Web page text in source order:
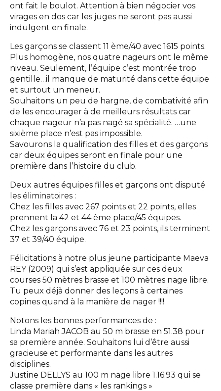
ont fait le boulot. Attention à bien négocier vos
virages en dos car les juges ne seront pas aussi
indulgent en finale.
Les garçons se classent 11 ème/40 avec 1615 points.
Plus homogène, nos quatre nageurs ont le même
niveau. Seulement, l’équipe c’est montrée trop
gentille…il manque de maturité dans cette équipe
et surtout un meneur.
Souhaitons un peu de hargne, de combativité afin
de les encourager à de meilleurs résultats car
chaque nageur n’a pas nagé sa spécialité. …une
sixième place n’est pas impossible.
Savourons la qualification des filles et des garçons
car deux équipes seront en finale pour une
première dans l’histoire du club.
Deux autres équipes filles et garçons ont disputé
les éliminatoires :
Chez les filles avec 267 points et 22 points, elles
prennent la 42 et 44 ème place/45 équipes.
Chez les garçons avec 76 et 23 points, ils terminent
37 et 39/40 équipe.
Félicitations à notre plus jeune participante Maeva
REY (2009) qui s’est appliquée sur ces deux
courses 50 mètres brasse et 100 mètres nage libre.
Tu peux déjà donner des leçons à certaines
copines quand à la manière de nager !!!!
Notons les bonnes performances de :
Linda Mariah JACOB au 50 m brasse en 51.38 pour
sa première année. Souhaitons lui d’être aussi
gracieuse et performante dans les autres
disciplines.
Justine DELLYS au 100 m nage libre 1.16.93 qui se
classe première dans « les rankings »